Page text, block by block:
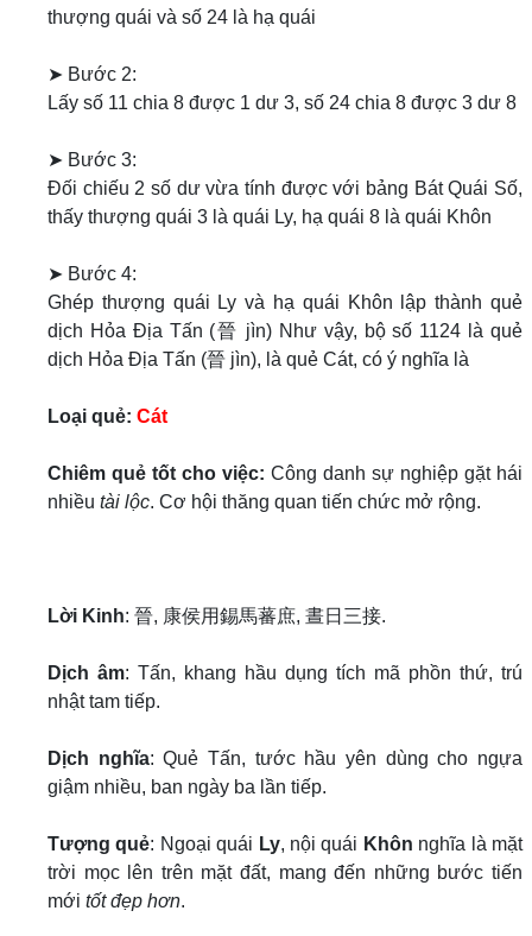
thượng quái và số 24 là hạ quái
➤ Bước 2:
Lấy số 11 chia 8 được 1 dư 3, số 24 chia 8 được 3 dư 8
➤ Bước 3:
Đối chiếu 2 số dư vừa tính được với bảng Bát Quái Số,
thấy thượng quái 3 là quái Ly, hạ quái 8 là quái Khôn
➤ Bước 4:
Ghép thượng quái Ly và hạ quái Khôn lập thành quẻ
dịch Hỏa Địa Tấn (晉 jìn) Như vậy, bộ số 1124 là quẻ
dịch Hỏa Địa Tấn (晉 jìn), là quẻ Cát, có ý nghĩa là
Loại quẻ: Cát
Chiêm quẻ tốt cho việc: Công danh sự nghiệp gặt hái
nhiều tài lộc. Cơ hội thăng quan tiến chức mở rộng.
Lời Kinh: 晉, 康侯用錫馬蕃庶, 晝日三接.
Dịch âm: Tấn, khang hầu dụng tích mã phồn thứ, trú
nhật tam tiếp.
Dịch nghĩa: Quẻ Tấn, tước hầu yên dùng cho ngựa
giậm nhiều, ban ngày ba lần tiếp.
Tượng quẻ: Ngoại quái Ly, nội quái Khôn nghĩa là mặt
trời mọc lên trên mặt đất, mang đến những bước tiến
mới tốt đẹp hơn.